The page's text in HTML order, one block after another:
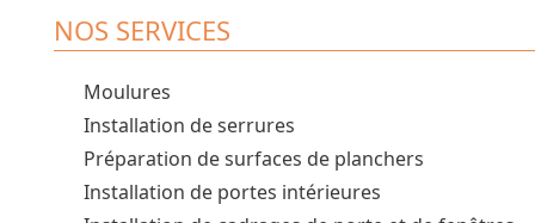
NOS SERVICES
Moulures
Installation de serrures
Préparation de surfaces de planchers
Installation de portes intérieures